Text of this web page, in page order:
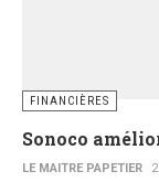
FINANCIÈRES
Sonoco
LE MAITRE PAPETIER